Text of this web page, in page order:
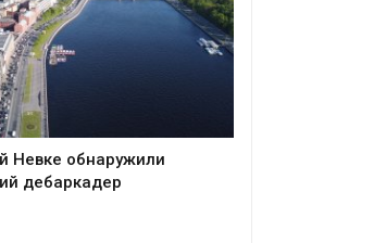
Невке обнаружили
дебаркадер